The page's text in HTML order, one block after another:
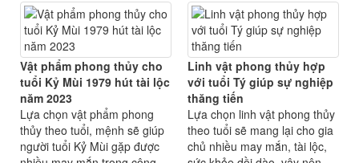
Vật phẩm phong thủy cho
tuổi Kỷ Mùi 1979 hút tài lộc
năm 2023
Lựa chọn vật phẩm phong
thủy theo tuổi, mệnh sẽ giúp
người tuổi Kỷ Mùi gặp được
Linh vật phong thủy hợp
với tuổi Tý giúp sự nghiệp
thăng tiến
Lựa chọn linh vật phong thủy
theo tuổi sẽ mang lại cho gia
chủ nhiều may mắn, tài lộc,